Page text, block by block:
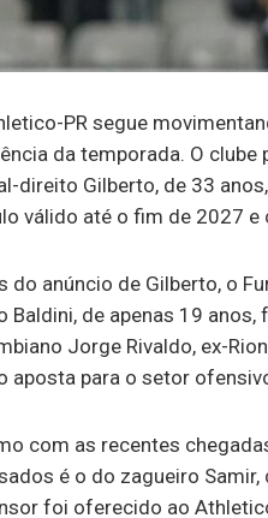
PR segue
da temporada. O
direito Gilberto, de 33
válido até o fim de 2027
do anúncio de Gilberto, o
Baldini, de apenas 19
Jorge Rivaldo, ex-
aposta para o setor
com as recentes
é o do zagueiro
foi oferecido ao